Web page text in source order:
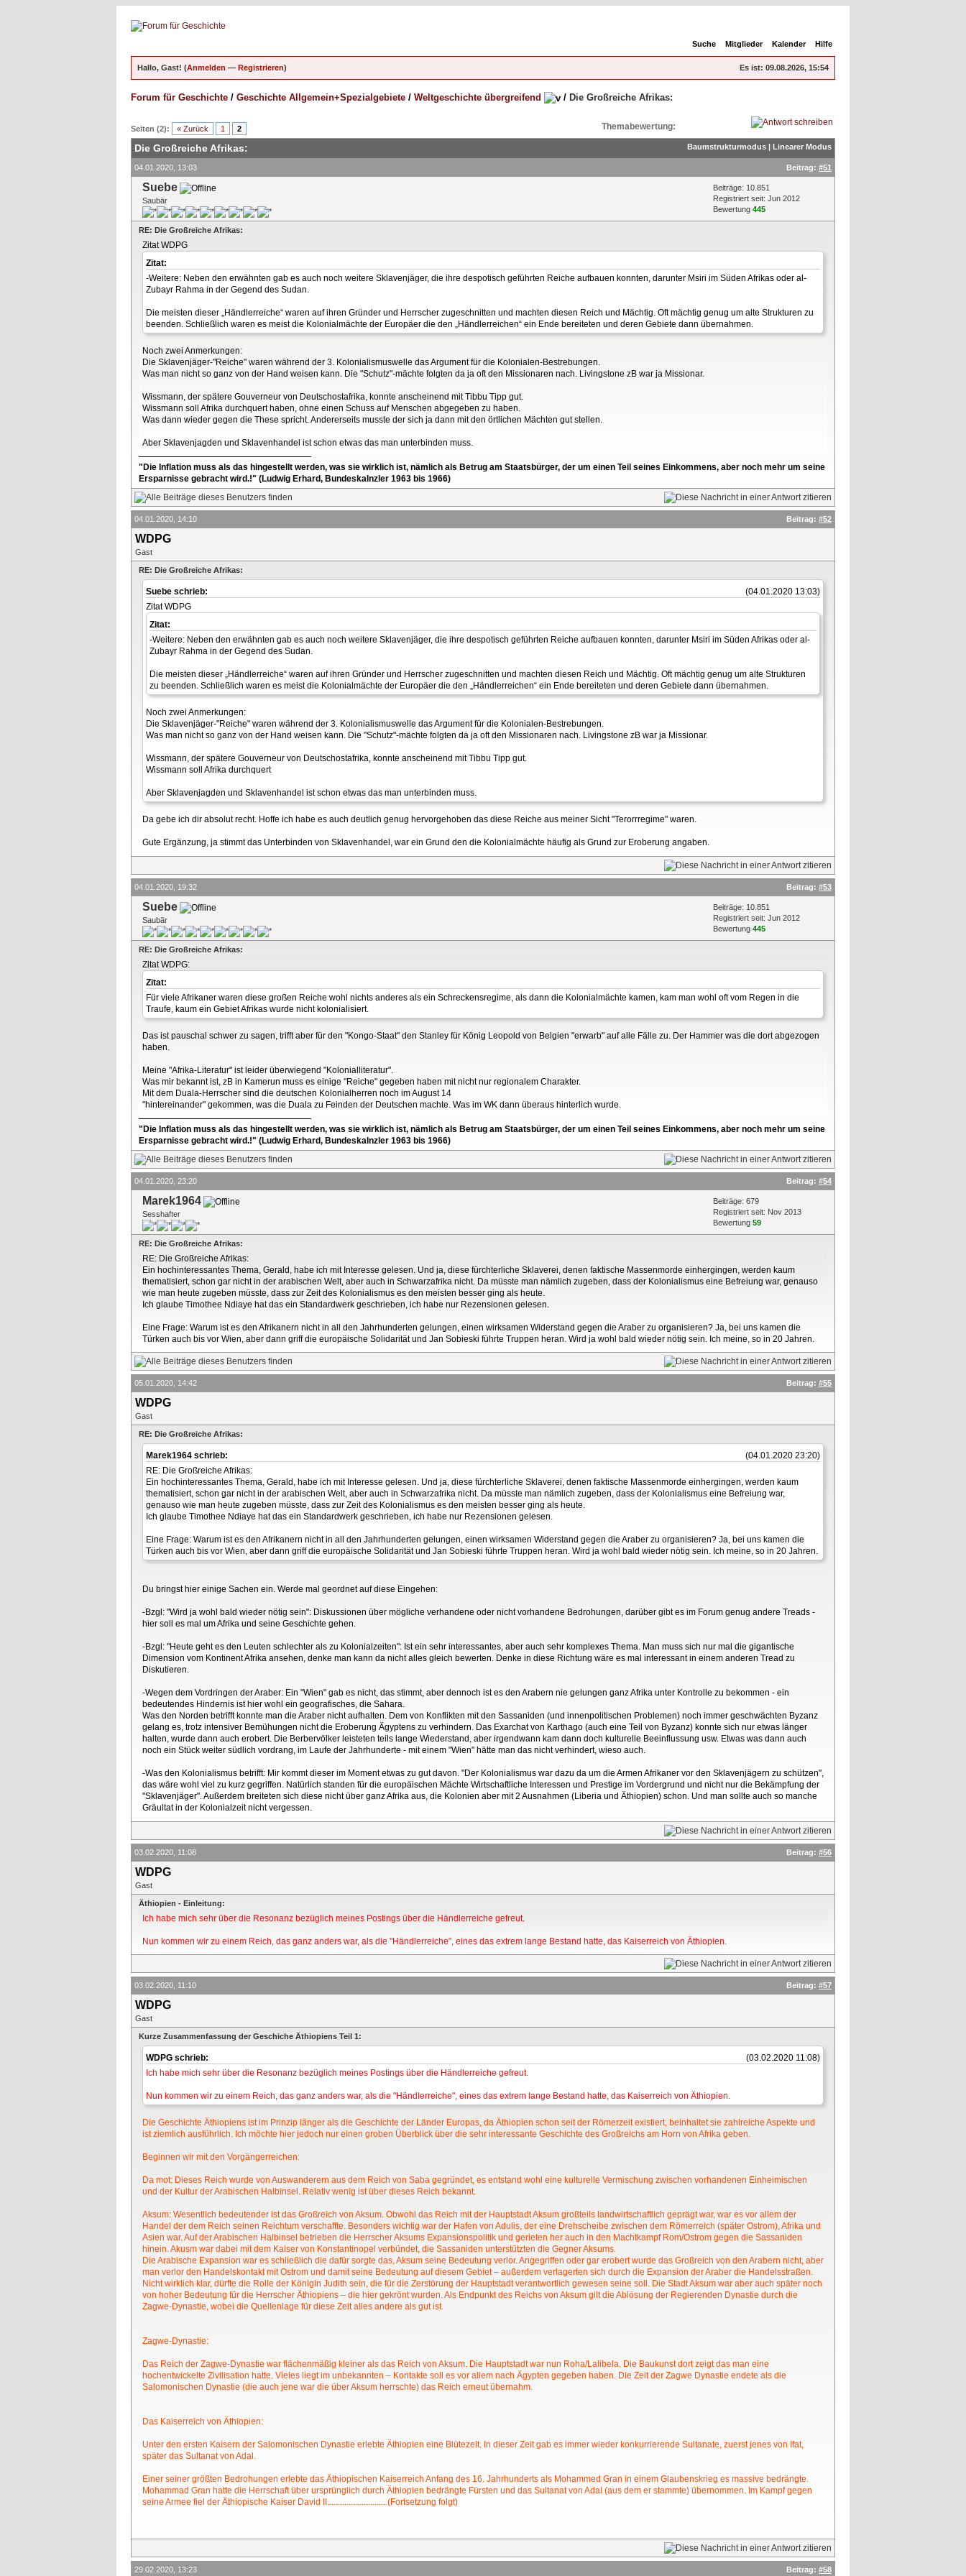
Suche Mitglieder Kalender Hilfe
Es ist: 09.08.2026, 15:54
Hallo, Gast! (Anmelden — Registrieren)
Forum für Geschichte / Geschichte Allgemein+Spezialgebiete / Weltgeschichte übergreifend / Die Großreiche Afrikas:
Seiten (2): « Zurück 1 2 Themabewertung:
Baumstrukturmodus | Linearer Modus
Die Großreiche Afrikas:
04.01.2020, 13:03 Beitrag: #51
Suebe
Saubär
Beiträge: 10.851
Registriert seit: Jun 2012
Bewertung 445
RE: Die Großreiche Afrikas:
Zitat WDPG
Zitat:
-Weitere: Neben den erwähnten gab es auch noch weitere Sklavenjäger, die ihre despotisch geführten Reiche aufbauen konnten, darunter Msiri im Süden Afrikas oder al-
Zubayr Rahma in der Gegend des Sudan.
Die meisten dieser „Händlerreiche“ waren auf ihren Gründer und Herrscher zugeschnitten und machten diesen Reich und Mächtig. Oft mächtig genug um alte Strukturen zu
beenden. Schließlich waren es meist die Kolonialmächte der Europäer die den „Händlerreichen“ ein Ende bereiteten und deren Gebiete dann übernahmen.
Noch zwei Anmerkungen:
Die Sklavenjäger-"Reiche" waren während der 3. Kolonialismuswelle das Argument für die Kolonialen-Bestrebungen.
Was man nicht so ganz von der Hand weisen kann. Die "Schutz"-mächte folgten da ja oft den Missionaren nach. Livingstone zB war ja Missionar.
Wissmann, der spätere Gouverneur von Deutschostafrika, konnte anscheinend mit Tibbu Tipp gut.
Wissmann soll Afrika durchquert haben, ohne einen Schuss auf Menschen abgegeben zu haben.
Was dann wieder gegen die These spricht. Andererseits musste der sich ja dann mit den örtlichen Mächten gut stellen.
Aber Sklavenjagden und Sklavenhandel ist schon etwas das man unterbinden muss.
"Die Inflation muss als das hingestellt werden, was sie wirklich ist, nämlich als Betrug am Staatsbürger, der um einen Teil seines Einkommens, aber noch mehr um seine
Ersparnisse gebracht wird.!" (Ludwig Erhard, Bundeskalnzler 1963 bis 1966)
04.01.2020, 14:10 Beitrag: #52
WDPG
Gast
RE: Die Großreiche Afrikas:
(04.01.2020 13:03)
Suebe schrieb:
Zitat WDPG
Zitat:
-Weitere: Neben den erwähnten gab es auch noch weitere Sklavenjäger, die ihre despotisch geführten Reiche aufbauen konnten, darunter Msiri im Süden Afrikas oder al-
Zubayr Rahma in der Gegend des Sudan.
Die meisten dieser „Händlerreiche“ waren auf ihren Gründer und Herrscher zugeschnitten und machten diesen Reich und Mächtig. Oft mächtig genug um alte Strukturen
zu beenden. Schließlich waren es meist die Kolonialmächte der Europäer die den „Händlerreichen“ ein Ende bereiteten und deren Gebiete dann übernahmen.
Noch zwei Anmerkungen:
Die Sklavenjäger-"Reiche" waren während der 3. Kolonialismuswelle das Argument für die Kolonialen-Bestrebungen.
Was man nicht so ganz von der Hand weisen kann. Die "Schutz"-mächte folgten da ja oft den Missionaren nach. Livingstone zB war ja Missionar.
Wissmann, der spätere Gouverneur von Deutschostafrika, konnte anscheinend mit Tibbu Tipp gut.
Wissmann soll Afrika durchquert
Aber Sklavenjagden und Sklavenhandel ist schon etwas das man unterbinden muss.
Da gebe ich dir absolut recht. Hoffe ich habe es auch deutlich genug hervorgehoben das diese Reiche aus meiner Sicht "Terorrregime" waren.
Gute Ergänzung, ja stimmt das Unterbinden von Sklavenhandel, war ein Grund den die Kolonialmächte häufig als Grund zur Eroberung angaben.
04.01.2020, 19:32 Beitrag: #53
Suebe
Saubär
Beiträge: 10.851
Registriert seit: Jun 2012
Bewertung 445
RE: Die Großreiche Afrikas:
Zitat WDPG:
Zitat:
Für viele Afrikaner waren diese großen Reiche wohl nichts anderes als ein Schreckensregime, als dann die Kolonialmächte kamen, kam man wohl oft vom Regen in die
Traufe, kaum ein Gebiet Afrikas wurde nicht kolonialisiert.
Das ist pauschal schwer zu sagen, trifft aber für den "Kongo-Staat" den Stanley für König Leopold von Belgien "erwarb" auf alle Fälle zu. Der Hammer was die dort abgezogen
haben.
Meine "Afrika-Literatur" ist leider überwiegend "Kolonialliteratur".
Was mir bekannt ist, zB in Kamerun muss es einige "Reiche" gegeben haben mit nicht nur regionalem Charakter.
Mit dem Duala-Herrscher sind die deutschen Kolonialherren noch im August 14
"hintereinander" gekommen, was die Duala zu Feinden der Deutschen machte. Was im WK dann überaus hinterlich wurde.
"Die Inflation muss als das hingestellt werden, was sie wirklich ist, nämlich als Betrug am Staatsbürger, der um einen Teil seines Einkommens, aber noch mehr um seine
Ersparnisse gebracht wird.!" (Ludwig Erhard, Bundeskalnzler 1963 bis 1966)
04.01.2020, 23:20 Beitrag: #54
Marek1964
Sesshafter
Beiträge: 679
Registriert seit: Nov 2013
Bewertung 59
RE: Die Großreiche Afrikas:
RE: Die Großreiche Afrikas:
Ein hochinteressantes Thema, Gerald, habe ich mit Interesse gelesen. Und ja, diese fürchterliche Sklaverei, denen faktische Massenmorde einhergingen, werden kaum
thematisiert, schon gar nicht in der arabischen Welt, aber auch in Schwarzafrika nicht. Da müsste man nämlich zugeben, dass der Kolonialismus eine Befreiung war, genauso
wie man heute zugeben müsste, dass zur Zeit des Kolonialismus es den meisten besser ging als heute.
Ich glaube Timothee Ndiaye hat das ein Standardwerk geschrieben, ich habe nur Rezensionen gelesen.
Eine Frage: Warum ist es den Afrikanern nicht in all den Jahrhunderten gelungen, einen wirksamen Widerstand gegen die Araber zu organisieren? Ja, bei uns kamen die
Türken auch bis vor Wien, aber dann griff die europäische Solidarität und Jan Sobieski führte Truppen heran. Wird ja wohl bald wieder nötig sein. Ich meine, so in 20 Jahren.
05.01.2020, 14:42 Beitrag: #55
WDPG
Gast
RE: Die Großreiche Afrikas:
(04.01.2020 23:20)
Marek1964 schrieb:
RE: Die Großreiche Afrikas:
Ein hochinteressantes Thema, Gerald, habe ich mit Interesse gelesen. Und ja, diese fürchterliche Sklaverei, denen faktische Massenmorde einhergingen, werden kaum
thematisiert, schon gar nicht in der arabischen Welt, aber auch in Schwarzafrika nicht. Da müsste man nämlich zugeben, dass der Kolonialismus eine Befreiung war,
genauso wie man heute zugeben müsste, dass zur Zeit des Kolonialismus es den meisten besser ging als heute.
Ich glaube Timothee Ndiaye hat das ein Standardwerk geschrieben, ich habe nur Rezensionen gelesen.
Eine Frage: Warum ist es den Afrikanern nicht in all den Jahrhunderten gelungen, einen wirksamen Widerstand gegen die Araber zu organisieren? Ja, bei uns kamen die
Türken auch bis vor Wien, aber dann griff die europäische Solidarität und Jan Sobieski führte Truppen heran. Wird ja wohl bald wieder nötig sein. Ich meine, so in 20 Jahren.
Du bringst hier einige Sachen ein. Werde mal geordnet auf diese Eingehen:
-Bzgl: "Wird ja wohl bald wieder nötig sein": Diskussionen über mögliche verhandene oder nicht vorhandene Bedrohungen, darüber gibt es im Forum genug andere Treads -
hier soll es mal um Afrika und seine Geschichte gehen.
-Bzgl: "Heute geht es den Leuten schlechter als zu Kolonialzeiten": Ist ein sehr interessantes, aber auch sehr komplexes Thema. Man muss sich nur mal die gigantische
Dimension vom Kontinent Afrika ansehen, denke man kann da nicht alles gleich bewerten. Denke in diese Richtung wäre es mal interessant in einem anderen Tread zu
Diskutieren.
-Wegen dem Vordringen der Araber: Ein "Wien" gab es nicht, das stimmt, aber dennoch ist es den Arabern nie gelungen ganz Afrika unter Kontrolle zu bekommen - ein
bedeutendes Hindernis ist hier wohl ein geografisches, die Sahara.
Was den Norden betrifft konnte man die Araber nicht aufhalten. Dem von Konflikten mit den Sassaniden (und innenpolitischen Problemen) noch immer geschwächten Byzanz
gelang es, trotz intensiver Bemühungen nicht die Eroberung Ägyptens zu verhindern. Das Exarchat von Karthago (auch eine Teil von Byzanz) konnte sich nur etwas länger
halten, wurde dann auch erobert. Die Berbervölker leisteten teils lange Wiederstand, aber irgendwann kam dann doch kulturelle Beeinflussung usw. Etwas was dann auch
noch ein Stück weiter südlich vordrang, im Laufe der Jahrhunderte - mit einem "Wien" hätte man das nicht verhindert, wieso auch.
-Was den Kolonialismus betrifft: Mir kommt dieser im Moment etwas zu gut davon. "Der Kolonialismus war dazu da um die Armen Afrikaner vor den Sklavenjägern zu schützen",
das wäre wohl viel zu kurz gegriffen. Natürlich standen für die europäischen Mächte Wirtschaftliche Interessen und Prestige im Vordergrund und nicht nur die Bekämpfung der
"Sklavenjäger". Außerdem breiteten sich diese nicht über ganz Afrika aus, die Kolonien aber mit 2 Ausnahmen (Liberia und Äthiopien) schon. Und man sollte auch so manche
Gräultat in der Kolonialzeit nicht vergessen.
03.02.2020, 11:08 Beitrag: #56
WDPG
Gast
Äthiopien - Einleitung:
Ich habe mich sehr über die Resonanz bezüglich meines Postings über die Händlerreiche gefreut.
Nun kommen wir zu einem Reich, das ganz anders war, als die "Händlerreiche", eines das extrem lange Bestand hatte, das Kaiserreich von Äthiopien.
03.02.2020, 11:10 Beitrag: #57
WDPG
Gast
Kurze Zusammenfassung der Geschiche Äthiopiens Teil 1:
(03.02.2020 11:08)
WDPG schrieb:
Ich habe mich sehr über die Resonanz bezüglich meines Postings über die Händlerreiche gefreut.
Nun kommen wir zu einem Reich, das ganz anders war, als die "Händlerreiche", eines das extrem lange Bestand hatte, das Kaiserreich von Äthiopien.
Die Geschichte Äthiopiens ist im Prinzip länger als die Geschichte der Länder Europas, da Äthiopien schon seit der Römerzeit existiert, beinhaltet sie zahlreiche Aspekte und
ist ziemlich ausführlich. Ich möchte hier jedoch nur einen groben Überblick über die sehr interessante Geschichte des Großreichs am Horn von Afrika geben.
Beginnen wir mit den Vorgängerreichen:
Da mot: Dieses Reich wurde von Auswanderern aus dem Reich von Saba gegründet, es entstand wohl eine kulturelle Vermischung zwischen vorhandenen Einheimischen
und der Kultur der Arabischen Halbinsel. Relativ wenig ist über dieses Reich bekannt.
Aksum: Wesentlich bedeutender ist das Großreich von Aksum. Obwohl das Reich mit der Hauptstadt Aksum großteils landwirtschaftlich geprägt war, war es vor allem der
Handel der dem Reich seinen Reichtum verschaffte. Besonders wichtig war der Hafen von Adulis, der eine Drehscheibe zwischen dem Römerreich (später Ostrom), Afrika und
Asien war. Auf der Arabischen Halbinsel betrieben die Herrscher Aksums Expansionspolitik und gerieten her auch in den Machtkampf Rom/Ostrom gegen die Sassaniden
hinein. Akusm war dabei mit dem Kaiser von Konstantinopel verbündet, die Sassaniden unterstützten die Gegner Aksums.
Die Arabische Expansion war es schließlich die dafür sorgte das, Aksum seine Bedeutung verlor. Angegriffen oder gar erobert wurde das Großreich von den Arabern nicht, aber
man verlor den Handelskontakt mit Ostrom und damit seine Bedeutung auf diesem Gebiet – außerdem verlagerten sich durch die Expansion der Araber die Handelsstraßen.
Nicht wirklich klar, dürfte die Rolle der Königin Judith sein, die für die Zerstörung der Hauptstadt verantwortlich gewesen seine soll. Die Stadt Aksum war aber auch später noch
von hoher Bedeutung für die Herrscher Äthiopiens – die hier gekrönt wurden. Als Endpunkt des Reichs von Aksum gilt die Ablösung der Regierenden Dynastie durch die
Zagwe-Dynastie, wobei die Quellenlage für diese Zeit alles andere als gut ist.
Zagwe-Dynastie:
Das Reich der Zagwe-Dynastie war flächenmäßig kleiner als das Reich von Aksum. Die Hauptstadt war nun Roha/Lalibela. Die Baukunst dort zeigt das man eine
hochentwickelte Zivilisation hatte. Vieles liegt im unbekannten – Kontakte soll es vor allem nach Ägypten gegeben haben. Die Zeit der Zagwe Dynastie endete als die
Salomonischen Dynastie (die auch jene war die über Aksum herrschte) das Reich erneut übernahm.
Das Kaiserreich von Äthiopien:
Unter den ersten Kaisern der Salomonischen Dynastie erlebte Äthiopien eine Blütezeit. In dieser Zeit gab es immer wieder konkurrierende Sultanate, zuerst jenes von Ifat,
später das Sultanat von Adal.
Einer seiner größten Bedrohungen erlebte das Äthiopischen Kaiserreich Anfang des 16. Jahrhunderts als Mohammed Gran in einem Glaubenskrieg es massive bedrängte.
Mohammad Gran hatte die Herrschaft über ursprünglich durch Äthiopien bedrängte Fürsten und das Sultanat von Adal (aus dem er stammte) übernommen. Im Kampf gegen
seine Armee fiel der Äthiopische Kaiser David II............................(Fortsetzung folgt)
29.02.2020, 13:23 Beitrag: #58